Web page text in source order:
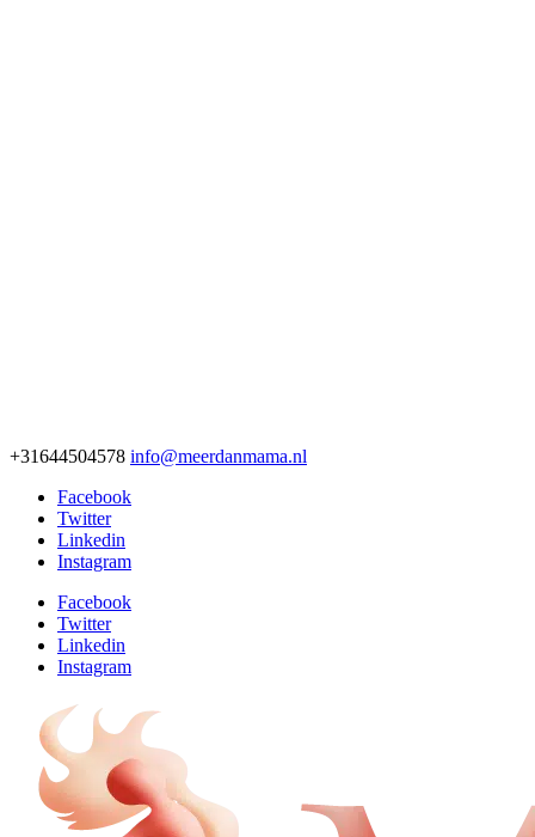
+31644504578 info@meerdanmama.nl
Facebook
Twitter
Linkedin
Instagram
Facebook
Twitter
Linkedin
Instagram